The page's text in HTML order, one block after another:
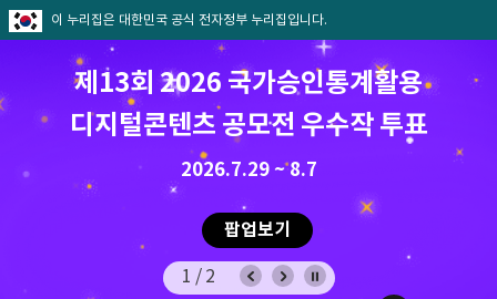
이 누리집은 대한민국 공식 전자정부 누리집입니다.
제13회 2026 국가승인통계활용
디지털콘텐츠 공모전 우수작 투표
2026.7.29 ~ 8.7
팝업보기
8.7.(금) ~ 8.21.(금)
1/2